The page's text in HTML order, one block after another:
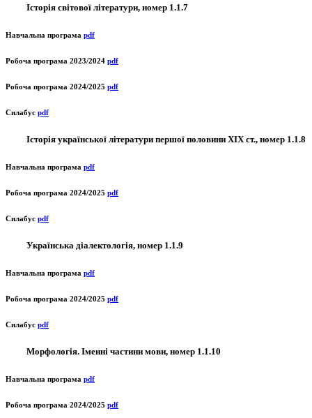
Історія світової літератури, номер 1.1.7
Навчальна програма pdf
Робоча програма 2023/2024 pdf
Робоча програма 2024/2025 pdf
Силабус pdf
Історія української літератури першої половини ХІХ ст., номер 1.1.8
Навчальна програма pdf
Робоча програма 2024/2025 pdf
Силабус pdf
Українська діалектологія, номер 1.1.9
Навчальна програма pdf
Робоча програма 2024/2025 pdf
Силабус pdf
Морфологія. Іменні частини мови, номер 1.1.10
Навчальна програма pdf
Робоча програма 2024/2025 pdf